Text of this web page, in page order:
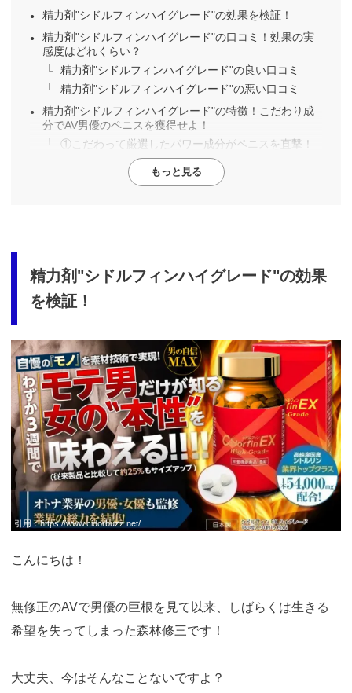
精力剤"シドルフィンハイグレード"の効果を検証！
精力剤"シドルフィンハイグレード"の口コミ！効果の実
感度はどれくらい？
精力剤"シドルフィンハイグレード"の良い口コミ
精力剤"シドルフィンハイグレード"の悪い口コミ
精力剤"シドルフィンハイグレード"の特徴！こだわり成
分でAV男優のペニスを獲得せよ！
①こだわって厳選したパワー成分がペニスを直撃！
もっと見る
精力剤"シドルフィンハイグレード"の効果
を検証！
https://fam-
ad.com/ad/p/r?
_site=67781&_article=13980
引用：https://www.cidorbuzz.net/
こんにちは！
無修正のAVで男優の巨根を見て以来、しばらくは生きる
希望を失ってしまった森林修三です！
大丈夫、今はそんなことないですよ？